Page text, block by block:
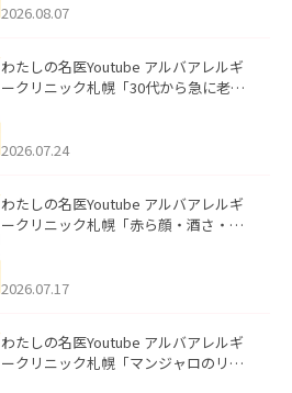
ました。
2026.08.07
わたしの名医Youtube アルバアレルギ
ークリニック札幌「30代から急に老け
た。
2026.07.24
わたしの名医Youtube アルバアレルギ
ークリニック札幌「赤ら顔・酒さ・ニ
した。
2026.07.17
わたしの名医Youtube アルバアレルギ
ークリニック札幌「マンジャロのリア